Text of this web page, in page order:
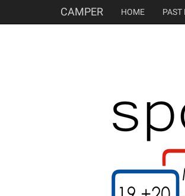
CAMPER HOME PAST